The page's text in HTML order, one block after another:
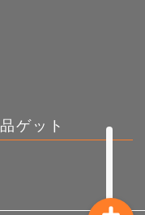
ゲット
ンキング